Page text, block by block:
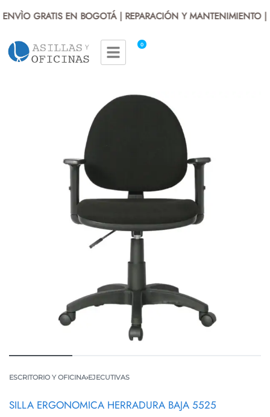
GRATIS EN BOGOTÁ | REPARACIÓN Y MANTENIMIENTO |
0
ESCRITORIO Y OFICINA›EJECUTIVAS
SILLA ERGONOMICA HERRADURA BAJA 5525